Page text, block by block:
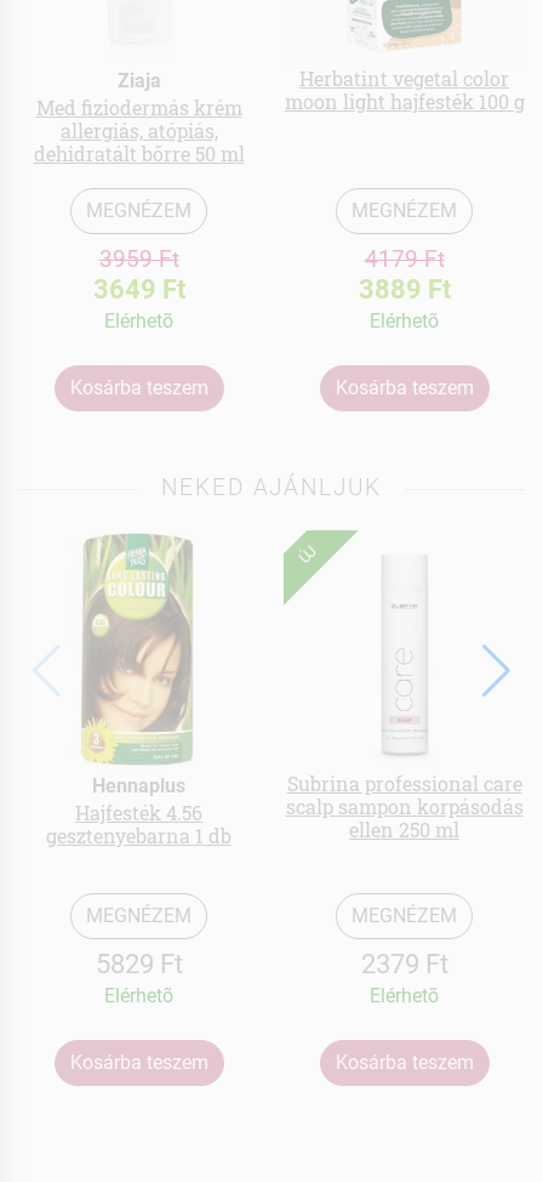
Ziaja
Med fiziodermás krém
allergiás, atópiás,
dehidratált bőrre 50 ml
MEGNÉZEM
3959 Ft
3649 Ft
Elérhetõ
Kosárba teszem
Herbatint vegetal color
moon light hajfesték 100 g
MEGNÉZEM
4179 Ft
3889 Ft
Elérhetõ
Kosárba teszem
NEKED AJÁNLJUK
Hennaplus
Hajfesték 4.56
gesztenyebarna 1 db
MEGNÉZEM
5829 Ft
Elérhetõ
Kosárba teszem
ÚJ
Subrina professional care
scalp sampon korpásodás
ellen 250 ml
MEGNÉZEM
2379 Ft
Elérhetõ
Kosárba teszem